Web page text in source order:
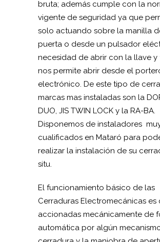
bruta; además cumple con la
vigente de seguridad ya que
solo actuando sobre la manilla
puerta o desde un pulsador
necesidad de abrir con la llave y
nos permite abrir desde el
electrónico. De este tipo de
marcas mas instaladas son la
DUO, JIS TWIN LOCK y la RA-BA.
Disponemos de instaladores
cualificados en Mataró para
realizar la instalación de su
situ.
El funcionamiento básico de las
Cerraduras Electromecánicas es
accionadas mecánicamente de
automática por algún